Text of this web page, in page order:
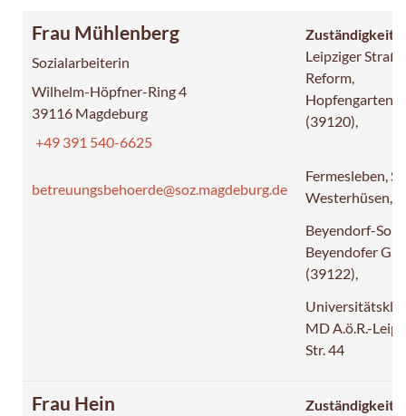
Frau Mühlenberg
Sozialarbeiterin
Wilhelm-Höpfner-Ring 4
39116 Magdeburg
+49 391 540-6625
betreuungsbehoerde@soz.magdeburg.de
Zuständigkeit:
Leipziger
Reform,
Hopfengarten
Fermesleben,
Westerhüsen,
Beyendorf-
Beyendofer
MD A.ö.R.-
Str. 44
Frau Hein
Zuständigkeit: